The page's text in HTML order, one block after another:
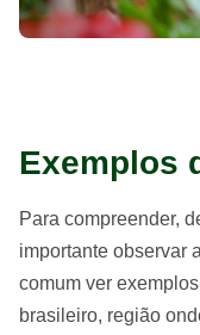
Exemplos
Para compreender,
importante observar
comum ver
brasileiro, região